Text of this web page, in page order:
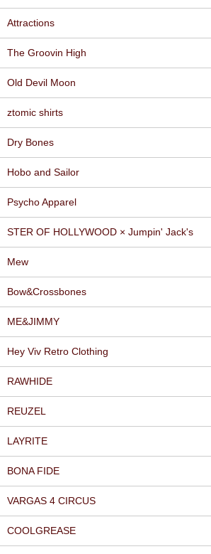
Attractions
The Groovin High
Old Devil Moon
ztomic shirts
Dry Bones
Hobo and Sailor
Psycho Apparel
STER OF HOLLYWOOD × Jumpin' Jack's
Mew
Bow&Crossbones
ME&JIMMY
Hey Viv Retro Clothing
RAWHIDE
REUZEL
LAYRITE
BONA FIDE
VARGAS 4 CIRCUS
COOLGREASE